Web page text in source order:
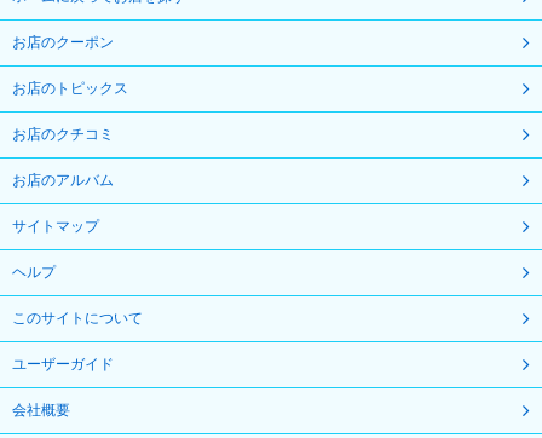
お店のクーポン
お店のトピックス
お店のクチコミ
お店のアルバム
サイトマップ
ヘルプ
このサイトについて
ユーザーガイド
会社概要